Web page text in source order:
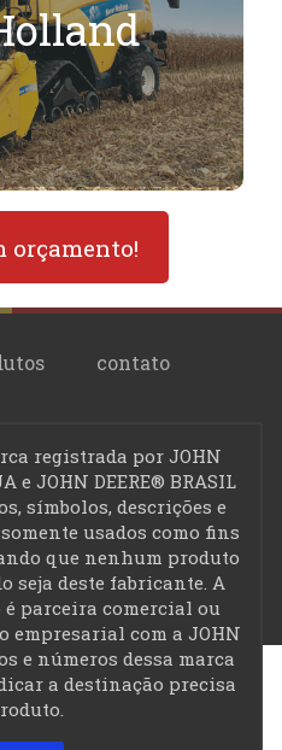
orçamento!
contato
Av 24 de
Centro,
- Paraná
- 1056
- 4263
6238 (fax)
- 3938
registrada por JOHN
e JOHN DEERE® BRASIL
símbolos, descrições e
usados como fins
que nenhum produto
seja deste fabricante. A
é parceira comercial ou
com a JOHN
e números dessa marca
a destinação precisa